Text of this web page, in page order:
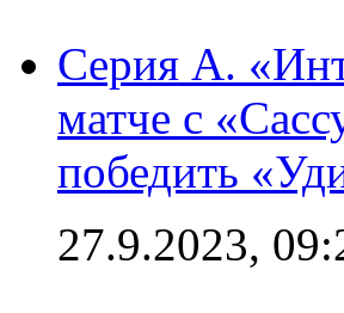
Серия А.
матче с
победить
27.9.2023,